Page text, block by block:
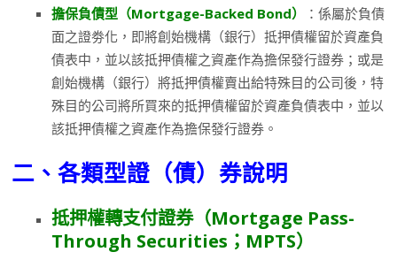
擔保負債型（Mortgage-Backed Bond）
：係屬於負債
面之證劵化，即將創始機構（銀行）抵押債權留於資產負
債表中，並以該抵押債權之資產作為擔保發行證券；或是
創始機構（銀行）將抵押債權賣出給特殊目的公司後，特
殊目的公司將所買來的抵押債權留於資產負債表中，並以
該抵押債權之資產作為擔保發行證券。
二、各類型證（債）券說明
抵押權轉支付證券（Mortgage Pass-
Through Securities ； MPTS）